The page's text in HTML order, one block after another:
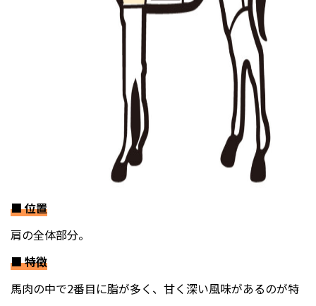
■位置
肩の全体部分。
■特徴
馬肉の中で2番目に脂が多く、甘く深い風味があるのが特